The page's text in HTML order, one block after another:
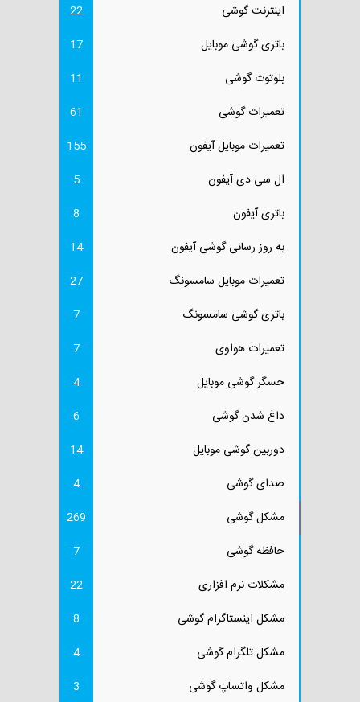
اینترنت گوشی
22
باتری گوشی موبایل
17
بلوتوث گوشی
11
تعمیرات گوشی
61
تعمیرات موبایل آیفون
155
ال سی دی آیفون
5
باتری آیفون
8
به روز رسانی گوشی آیفون
14
تعمیرات موبایل سامسونگ
27
باتری گوشی سامسونگ
7
تعمیرات هواوی
7
حسگر گوشی موبایل
4
داغ شدن گوشی
6
دوربین گوشی موبایل
14
صدای گوشی
4
مشکل گوشی
269
حافظه گوشی
7
مشکلات نرم افزاری
22
مشکل اینستاگرام گوشی
8
مشکل تلگرام گوشی
4
مشکل واتساپ گوشی
3